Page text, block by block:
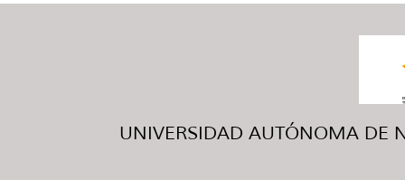
UNIVERSIDAD AUTÓNOMA DE